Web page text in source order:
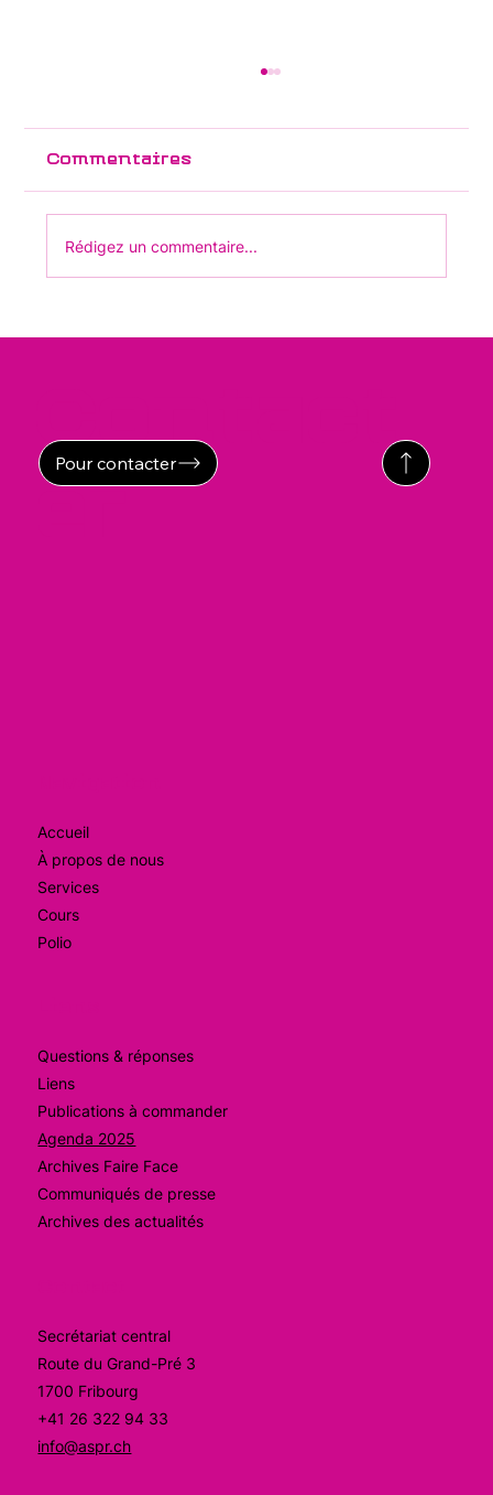
Commentaires
Rédigez un commentaire...
Contact
Pour contacter
Accueil
À propos de nous
Services
Cours
Polio
Questions & réponses
Liens
Publications à commander
Agenda 2025
Archives Faire Face
Communiqués de presse
Archives des actualités
Secrétariat central
Route du Grand-Pré 3
1700 Fribourg
+41 26 322 94 33
info@aspr.ch